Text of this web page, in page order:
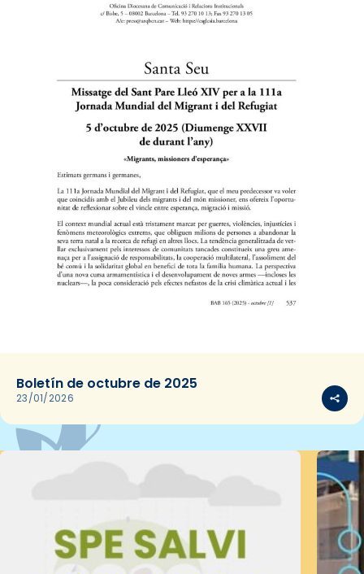
Boletín de octubre de 2025
23/01/2026